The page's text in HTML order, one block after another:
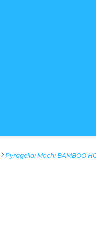
Pyrageliai Mochi BAMBOO